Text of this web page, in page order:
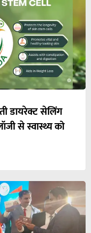
डायरेक्ट सेलिंग
से स्वास्थ्य को